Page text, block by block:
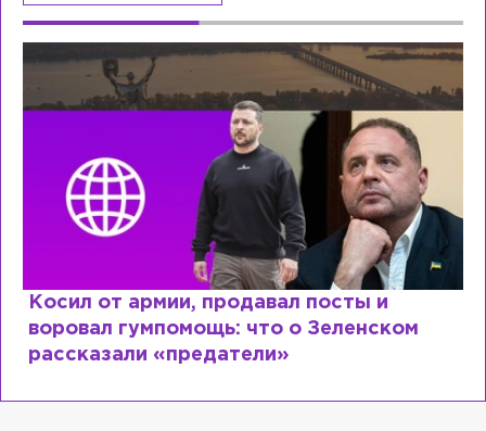
Косил от армии, продавал посты и
воровал гумпомощь: что о Зеленском
рассказали «предатели»